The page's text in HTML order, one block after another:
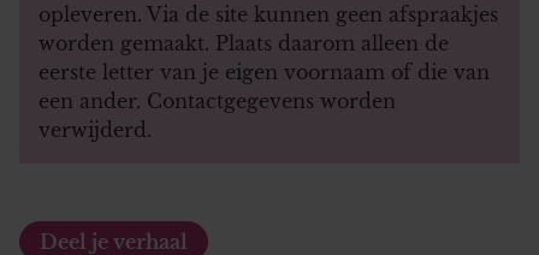
opleveren. Via de site kunnen geen afspraakjes
worden gemaakt. Plaats daarom alleen de
eerste letter van je eigen voornaam of die van
een ander. Contactgegevens worden
verwijderd.
Deel je verhaal